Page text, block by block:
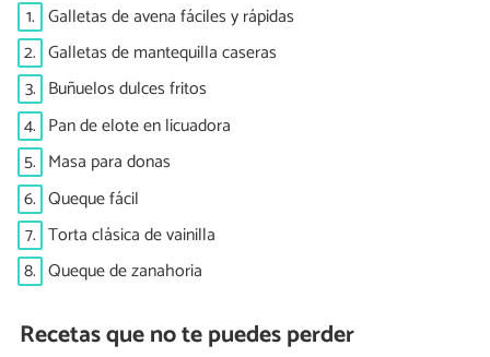
1. Galletas de avena fáciles y rápidas
2. Galletas de mantequilla caseras
3. Buñuelos dulces fritos
4. Pan de elote en licuadora
5. Masa para donas
6. Queque fácil
7. Torta clásica de vainilla
8. Queque de zanahoria
Recetas que no te puedes perder